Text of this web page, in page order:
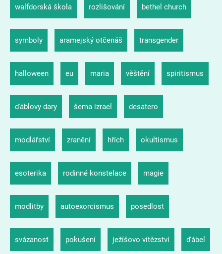
walfdorská škola rozlišování bethel church
symboly aramejský otčenáš transgender
halloween eu maria věštění spiritismus
ďáblovy dary šema izrael desatero
modlářství zranění hřích okultismus
esoterika rodinné konstelace magie
modlitby autoexorcismus posedlost
svázanost pokušení ježíšovo vítězství ďábel